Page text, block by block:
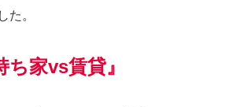
た。
ち家vs賃貸』